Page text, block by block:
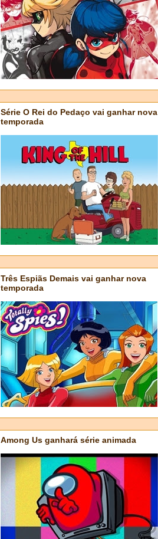
Série O Rei do Pedaço vai ganhar nova
temporada
Três Espiãs Demais vai ganhar nova
temporada
Among Us ganhará série animada